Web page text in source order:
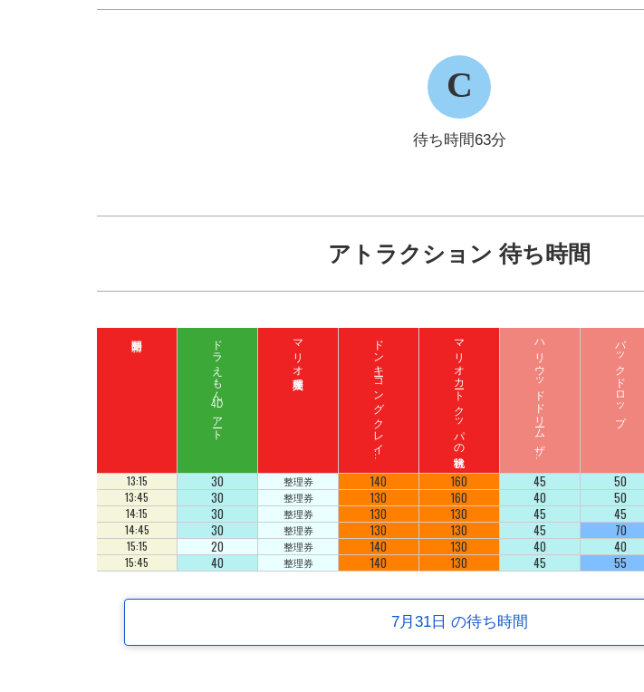
C
待ち時間63分
アトラクション 待ち時間
ドラえもん
4D
アート
マリオ入場整理券 ド
ン
キ
ーコ
ン
グ
ク
レ
イ
ジ
ート
ロ
ッ
コ
マリオカート クッパの挑戦状 ハ
リ
ウ
ッ
ド
ド
リ
ーム
ザ
ラ
イ
ド
バックドロップ
13:15 30 整理券 140 160 45 50
13:45 30 整理券 130 160 40 50
14:15 30 整理券 130 130 45 45
14:45 30 整理券 130 130 45 70
15:15 20 整理券 140 130 40 40
15:45 40 整理券 140 130 45 55
7月31日 の待ち時間